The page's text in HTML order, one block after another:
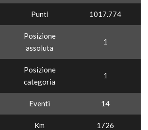
Punti 1017.774
Posizione
assoluta
1
Posizione
categoria
1
Eventi 14
Km 1726